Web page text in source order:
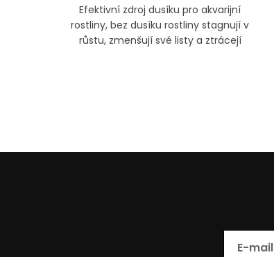
Efektivní zdroj dusíku pro akvarijní
rostliny, bez dusíku rostliny stagnují v
růstu, zmenšují své listy a ztrácejí
E-mail